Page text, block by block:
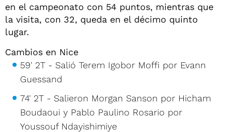
en el campeonato con 54 puntos, mientras que
la visita, con 32, queda en el décimo quinto
lugar.
Cambios en Nice
59' 2T - Salió Terem Igobor Moffi por Evann
Guessand
74' 2T - Salieron Morgan Sanson por Hicham
Boudaoui y Pablo Paulino Rosario por
Youssouf Ndayishimiye